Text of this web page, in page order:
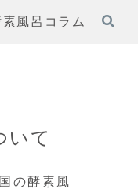
素風呂コラム
いて
の酵素風